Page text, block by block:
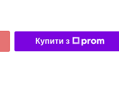
Купити з